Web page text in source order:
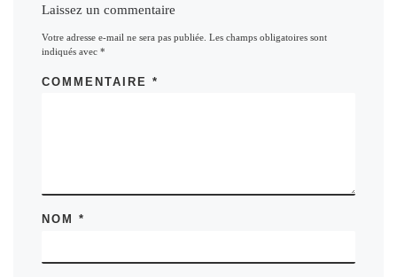
Laissez un commentaire
Votre adresse e-mail ne sera pas publiée. Les champs obligatoires sont
indiqués avec*
COMMENTAIRE*
NOM*